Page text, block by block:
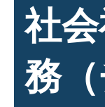
社
務